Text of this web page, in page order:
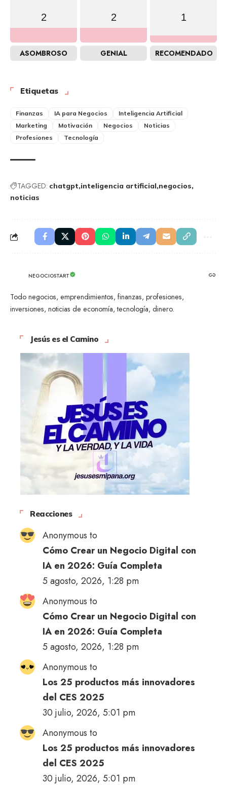
2
ASOMBROSO
2
GENIAL
1
RECOMENDADO
Etiquetas
Finanzas IA para Negocios
Inteligencia Artificial
Marketing
Motivación Negocios
Noticias
Profesiones
Tecnología
TAGGED: chatgpt inteligencia artificial negocios
noticias
NEGOCIOSTART
Todo negocios, emprendimientos, finanzas, profesiones,
inversiones, noticias de economía, tecnología, dinero.
Jesús es el Camino
Reacciones
Anonymous to
Cómo Crear un Negocio Digital con
IA en 2026: Guía Completa
5 agosto, 2026, 1:28 pm
Anonymous to
Cómo Crear un Negocio Digital con
IA en 2026: Guía Completa
5 agosto, 2026, 1:28 pm
Anonymous to
Los 25 productos más innovadores
del CES 2025
30 julio, 2026, 5:01 pm
Anonymous to
Los 25 productos más innovadores
del CES 2025
30 julio, 2026, 5:01 pm